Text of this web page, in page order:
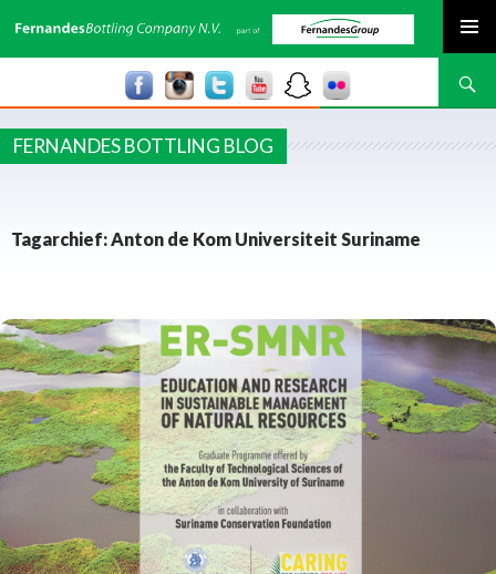
Zoeken
FERNANDES BOTTLING BLOG
Tagarchief: Anton de Kom Universiteit Suriname